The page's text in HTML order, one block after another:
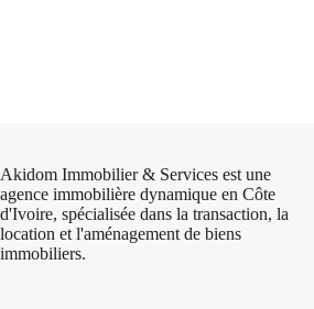
Akidom Immobilier & Services est une
agence immobilière dynamique en Côte
d'Ivoire, spécialisée dans la transaction, la
location et l'aménagement de biens
immobiliers.